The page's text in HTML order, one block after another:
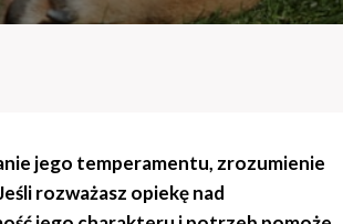
jego temperamentu, zrozumienie
rozważasz opiekę nad